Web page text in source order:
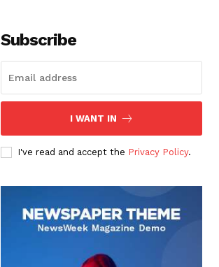
Subscribe
I WANT IN
I've read and accept the Privacy Policy.